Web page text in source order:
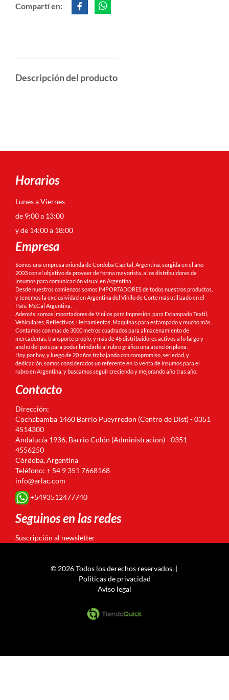
Compartí en:
Descripción del producto
Horarios
Lunes a Viernes
de 9:00 a 13:00
y de 14:00 a 18:00
Empresa
Somos una empresa oriunda de Cordoba Capital, Argentina, surgida en el año
2003 con el objetivo de proveer de forma mayorista, a los distribuidores de
insumos para comunicación visual en Argentina.
Desde nuestros comienzos somos IMPORTADORES de todos nuestros productos,
y tenemos la exclusividad en Argentina del Vinilo de Corte más utilizado en el
País: McCal Argentina.
Además, somos importadores de Vinilos para Impresión, para Estampado Textil,
Vehiculares, Reflectivos, Herramientas, Maquinas para estampado y mucho más.
Contamos con más de 3000 metros cuadrados para almacenamiento de
mercaderías, transporte propio, y más de 45 distribuidores activos a lo largo y
ancho del país para poder brindarle al rubro gráfico una atención plena.
Hoy por hoy, y luego de 20 años trabajando con compromiso, seriedad, y
dedicación, somos considerados un referente en la venta de insumos para el
rubro en Argentina, y buscamos seguir creciendo y mejorando año tras año.
Contacto
Dirección:
Cochabamba 1460 Barrio Pueyrredon (Centro de Dist) - 0351
4514300
Andalucía 1936, Barrio Colón (Administracion) - 0351
4556250
Córdoba, Argentina
Teléfono: + 54 9 351 7668168
info@arlac.com
+5493512477740
Seguinos en las redes
Suscripción al newsletter
© 2026 Todos los derechos reservados. |
Politicas de privacidad
Aviso legal